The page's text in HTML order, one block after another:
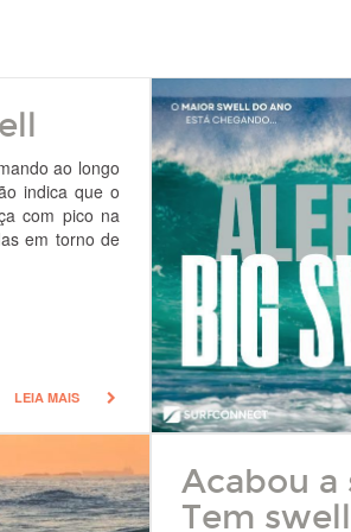
ao longo
indica que o
com pico na
em torno de
LEIA MAIS
Acabou a
Tem